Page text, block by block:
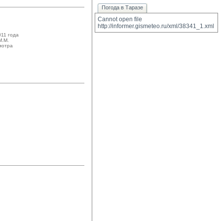
года
Погода в Таразе
Cannot open file
http://informer.gismeteo.ru/xml/38341_1.xml